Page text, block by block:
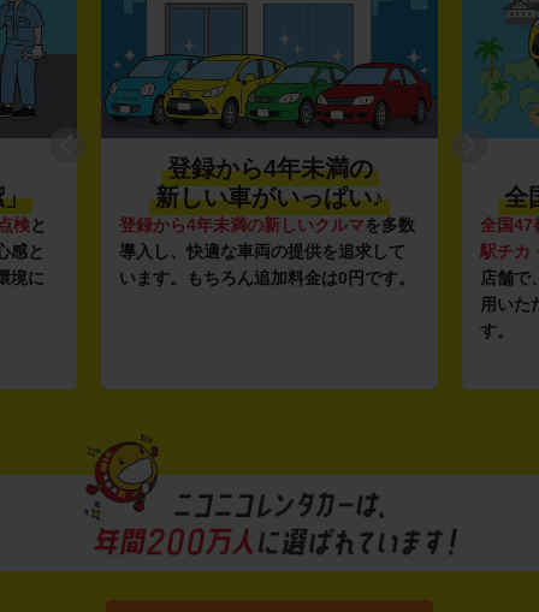
」
検と
感と
境に
登録から4年未満の
新しい車がいっぱい♪
登録から4年未満の新しいクルマを多数
導入し、快適な車両の提供を追求して
います。もちろん追加料金は0円です。
全
全国47
駅チカ
店舗で
用いた
す。